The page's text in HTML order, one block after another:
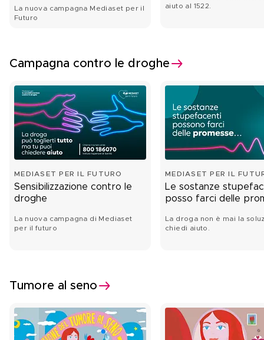
La nuova campagna Mediaset per il
Futuro
aiuto al 1522.
Campagna contro le droghe
MEDIASET PER IL FUTURO
Sensibilizzazione contro le
droghe
La nuova campagna di Mediaset
per il futuro
MEDIASET PER IL
Le sostanze
posso farci delle
La droga non è mai la
chiedi aiuto.
Tumore al seno